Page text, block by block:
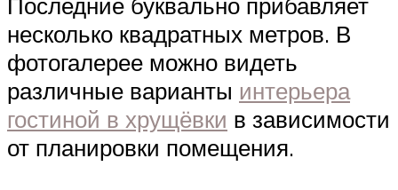
несколько квадратных метров. В
фотогалерее можно видеть
различные варианты интерьера
гостиной в хрущёвки в зависимости
от планировки помещения.